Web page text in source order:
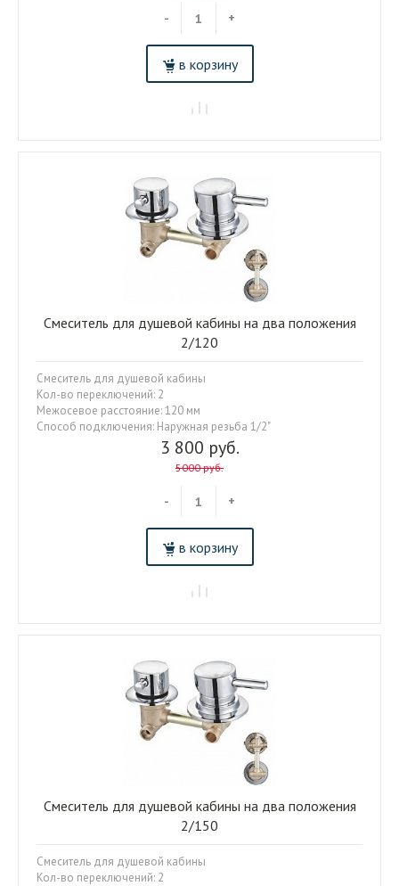
- +
в корзину
3 800 руб.
5000 руб.
- +
в корзину
Смеситель для душевой кабины на два положения
2/120
Смеситель для душевой кабины
Кол-во переключений: 2
Межосевое расстояние: 120 мм
Способ подключения: Наружная резьба 1/2"
Смеситель для душевой кабины на два положения
2/150
Смеситель для душевой кабины
Кол-во переключений: 2